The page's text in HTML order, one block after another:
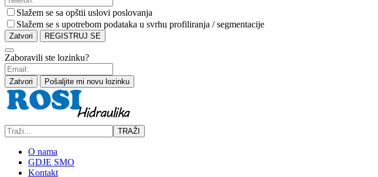
Slažem se sa opštii uslovi poslovanja
Slažem se s upotrebom podataka u svrhu profiliranja / segmentacije
Zatvori REGISTRUJ SE
Zaboravili ste lozinku?
Zatvori Pošaljite mi novu lozinku
TRAŽI
O nama
GDJE SMO
Kontakt